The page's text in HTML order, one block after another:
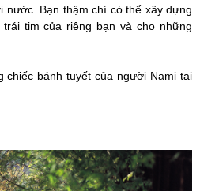
nước. Bạn thậm chí có thể xây dựng
tim của riêng bạn và cho những
bánh tuyết của người Nami tại